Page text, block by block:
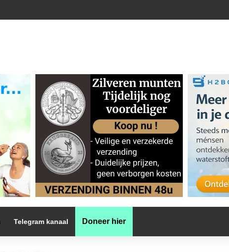
Telegram kanaal Doneer hier